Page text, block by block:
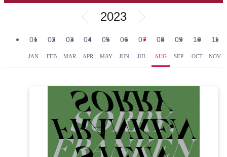
2023
01
JAN
02
FEB
03
MAR
04
APR
05
MAY
06
JUN
07
JUL
08
AUG
09
SEP
10
OCT
11
NOV